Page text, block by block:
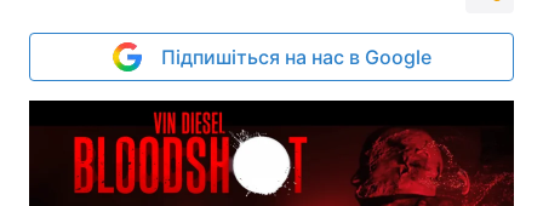
Підпишіться на нас в Google